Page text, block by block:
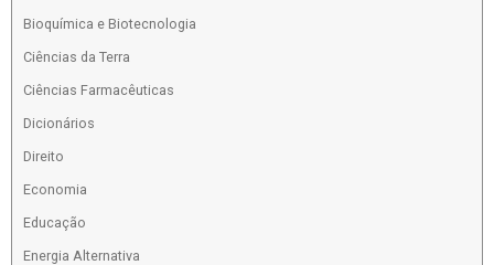
Bioquímica e Biotecnologia
Ciências da Terra
Ciências Farmacêuticas
Dicionários
Direito
Economia
Educação
Energia Alternativa